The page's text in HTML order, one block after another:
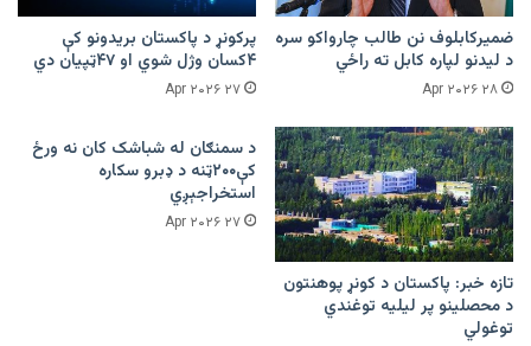
ضمیرکابلوف نن طالب چارواکو سره
د لیدنو لپاره کابل ته راځي
۲۸ Apr ۲۰۲۶
پرکونړ د پاکستان بریدونو کې
۴کسان وژل شوي او ۴۷ټپیان دي
۲۷ Apr ۲۰۲۶
تازه خبر: پاکستان د کونړ پوهنتون
د محصلینو پر لیلیه توغندي
توغولي
د سمنګان له شباشک کان نه ورځ
کې۲۰۰ټنه د ډبرو سکاره
استخراجېږي
۲۷ Apr ۲۰۲۶